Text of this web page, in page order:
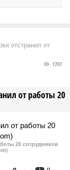
отстранил от
от работы 20
1707
20 сотрудников